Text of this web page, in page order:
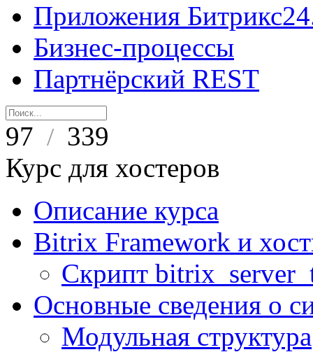
Приложения
Бизнес-процессы
Партнёрский REST
97 / 339
Курс для хостеров
Описание курса
Bitrix Framework и
Скрипт
Основные сведения о
Модульная структура